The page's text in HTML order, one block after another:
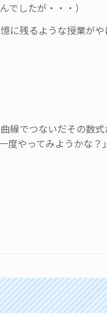
でしたが・・・）
に残るような授業が
線でつないだその数
度やってみようかな